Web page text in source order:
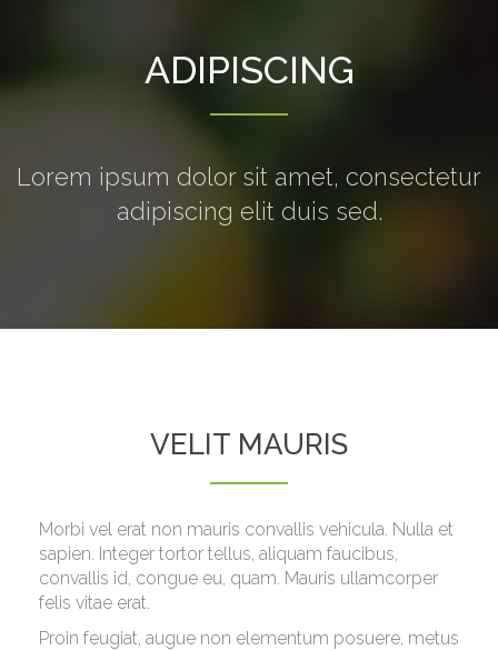
ADIPISCING
Lorem ipsum dolor sit amet, consectetur
adipiscing elit duis sed.
VELIT MAURIS
Morbi vel erat non mauris convallis vehicula. Nulla et
sapien. Integer tortor tellus, aliquam faucibus,
convallis id, congue eu, quam. Mauris ullamcorper
felis vitae erat.
Proin feugiat, augue non elementum posuere, metus